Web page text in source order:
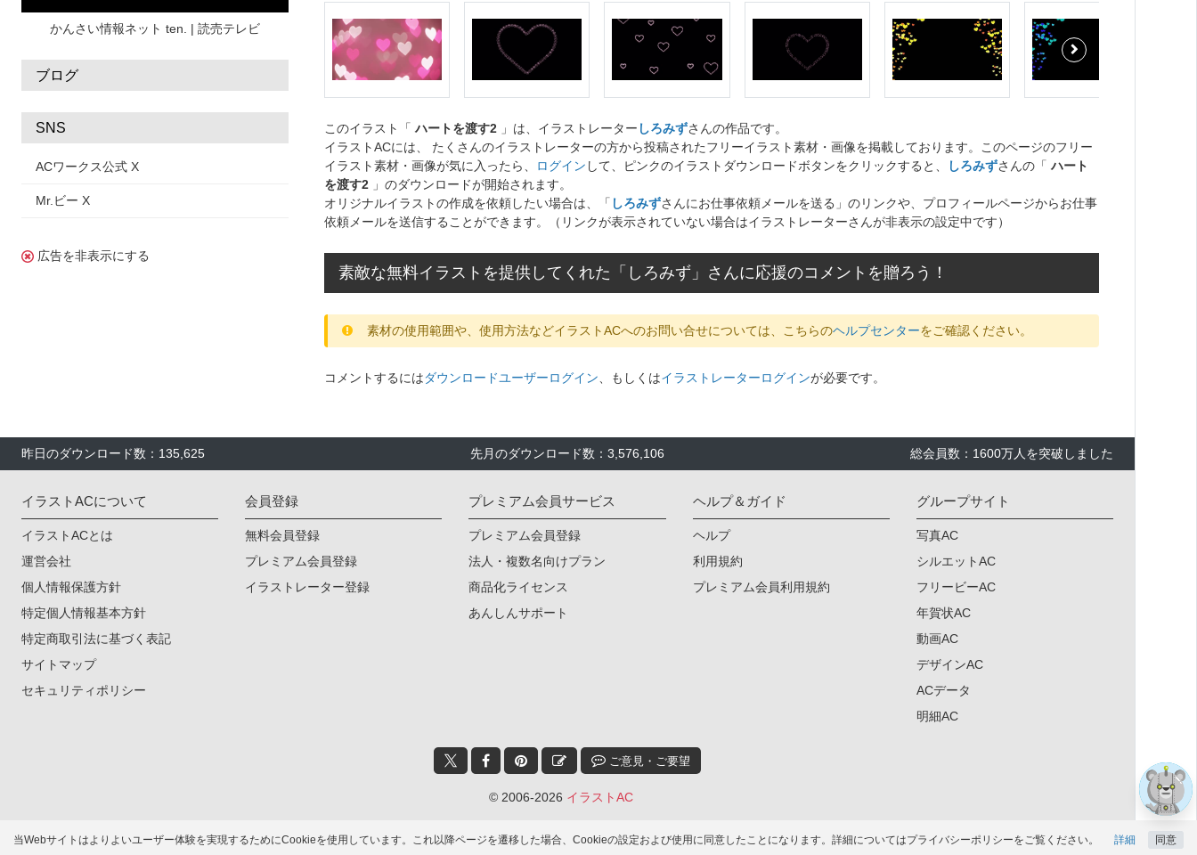
当Webサイトはよりよいユーザー体験を実現するためにCookieを使用しています。これ以降ページを遷移した場合、Cookieの設定および使用に同意したことになります。詳細についてはプライバシーポリシーをご覧ください。 詳細 同意
かんさい情報ネット ten. | 読売テレビ
ブログ
SNS
ACワークス公式 X
Mr.ビー X
広告を非表示にする
このイラスト「ハートを渡す2 」は、イラストレーター しろみずさんの作品です。
イラストACには、 たくさんのイラストレーターの方から投稿されたフリーイラスト素材・画像を掲載しております。このページのフリー
イラスト素材・画像が気に入ったら、
ログイン して、ピンクのイラストダウンロードボタンをクリックすると、 しろみずさんの「ハート
を渡す2 」のダウンロードが開始されます。
オリジナルイラストの作成を依頼したい場合は、「 しろみずさんにお仕事依頼メールを送る」のリンクや、プロフィールページからお仕事
依頼メールを送信することができます。（リンクが表示されていない場合はイラストレーターさんが非表示の設定中です）
素敵な無料イラストを提供してくれた「しろみず」さんに応援のコメントを贈ろう！
素材の使用範囲や、使用方法などイラストACへのお問い合せについては、こちらのヘルプセンターをご確認ください。
コメントするにはダウンロードユーザーログイン 、もしくはイラストレーターログインが必要です。
昨日のダウンロード数：135,625 先月のダウンロード数：3,576,106 総会員数：1600万人を突破しました
イラストACについて
イラストACとは
運営会社
個人情報保護方針
特定個人情報基本方針
特定商取引法に基づく表記
サイトマップ
セキュリティポリシー
会員登録
無料会員登録
プレミアム会員登録
イラストレーター登録
プレミアム会員サービス
プレミアム会員登録
法人・複数名向けプラン
商品化ライセンス
あんしんサポート
ヘルプ＆ガイド
ヘルプ
利用規約
プレミアム会員利用規約
グループサイト
写真AC
シルエットAC
フリービーAC
年賀状AC
動画AC
デザインAC
ACデータ
明細AC
ご意見・ご要望
© 2006-2026 イラストAC